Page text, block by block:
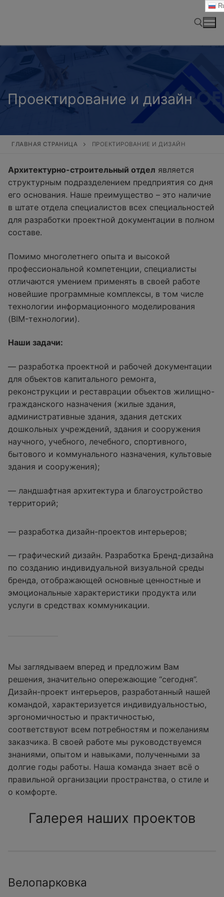
Проектирование и дизайн
ГЛАВНАЯ СТРАНИЦА ПРОЕКТИРОВАНИЕ И ДИЗАЙН
Архитектурно-строительный отдел является
структурным подразделением предприятия со дня
его основания. Наше преимущество – это наличие
в штате отдела специалистов всех специальностей
для разработки проектной документации в полном
составе.
Помимо многолетнего опыта и высокой
профессиональной компетенции, специалисты
отличаются умением применять в своей работе
новейшие программные комплексы, в том числе
технологии информационного моделирования
(BIM-технологии).
Наши задачи:
— разработка проектной и рабочей документации
для объектов капитального ремонта,
реконструкции и реставрации объектов жилищно-
гражданского назначения (жилые здания,
административные здания, здания детских
дошкольных учреждений, здания и сооружения
научного, учебного, лечебного, спортивного,
бытового и коммунального назначения, культовые
здания и сооружения);
— ландшафтная архитектура и благоустройство
территорий;
— разработка дизайн-проектов интерьеров;
— графический дизайн. Разработка Бренд-дизайна
по созданию индивидуальной визуальной среды
бренда, отображающей основные ценностные и
эмоциональные характеристики продукта или
услуги в средствах коммуникации.
Мы заглядываем вперед и предложим Вам
решения, значительно опережающие “сегодня”.
Дизайн-проект интерьеров, разработанный нашей
командой, характеризуется индивидуальностью,
эргономичностью и практичностью,
соответствуют всем потребностям и пожеланиям
заказчика. В своей работе мы руководствуемся
знаниями, опытом и навыками, полученными за
долгие годы работы. Наша команда знает всё о
правильной организации пространства, о стиле и
о комфорте.
Галерея наших проектов
Велопарковка